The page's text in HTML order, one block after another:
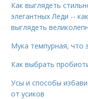
Как выглядеть
элегантных Леди --
выглядеть
Мука темпурная, что
Как выбрать
Усы и способы
от усиков